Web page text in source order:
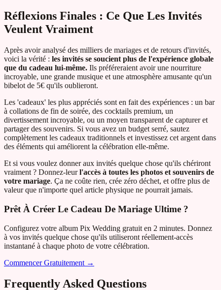
Réflexions Finales : Ce Que Les Invités
Veulent Vraiment
Après avoir analysé des milliers de mariages et de retours d'invités,
voici la vérité : les invités se soucient plus de l'expérience globale
que du cadeau lui-même. Ils préféreraient avoir une nourriture
incroyable, une grande musique et une atmosphère amusante qu'un
bibelot de 5€ qu'ils oublieront.
Les 'cadeaux' les plus appréciés sont en fait des expériences : un bar
à collations de fin de soirée, des cocktails premium, un
divertissement incroyable, ou un moyen transparent de capturer et
partager des souvenirs. Si vous avez un budget serré, sautez
complètement les cadeaux traditionnels et investissez cet argent dans
des éléments qui améliorent la célébration elle-même.
Et si vous voulez donner aux invités quelque chose qu'ils chériront
vraiment ? Donnez-leurl'accès à toutes les photos et souvenirs de
votre mariage. Ça ne coûte rien, crée zéro déchet, et offre plus de
valeur que n'importe quel article physique ne pourrait jamais.
Prêt À Créer Le Cadeau De Mariage Ultime ?
Configurez votre album Pix Wedding gratuit en 2 minutes. Donnez
à vos invités quelque chose qu'ils utiliseront réellement-accès
instantané à chaque photo de votre célébration.
Commencer Gratuitement →
Frequently Asked Questions